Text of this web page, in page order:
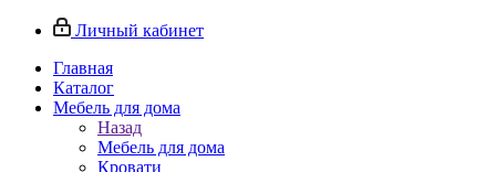
Личный кабинет
Главная
Каталог
Мебель для дома
Назад
Мебель для дома
Кровати